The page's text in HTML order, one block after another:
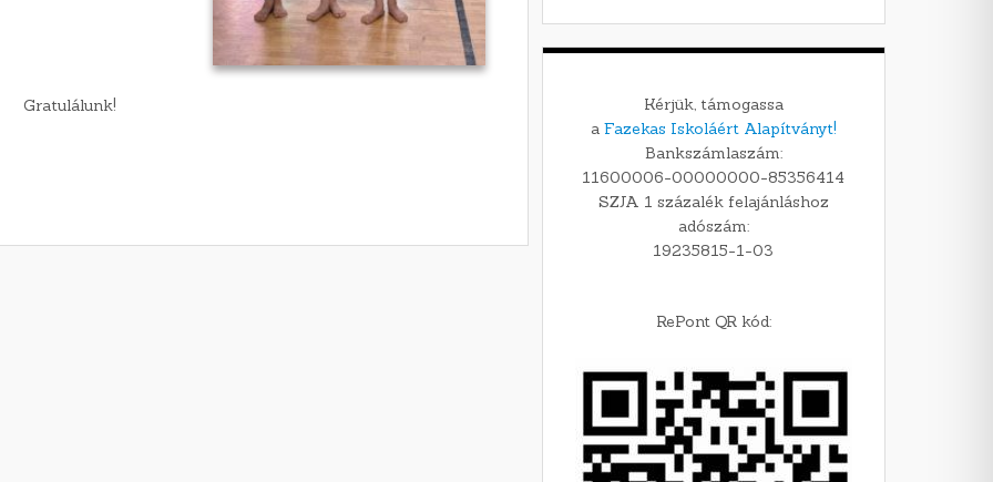
Gratulálunk!
Kérjük, támogassa
a Fazekas Iskoláért Alapítványt!
Bankszámlaszám:
11600006-00000000-85356414
SZJA 1 százalék felajánláshoz
adószám:
19235815-1-03
RePont QR kód: